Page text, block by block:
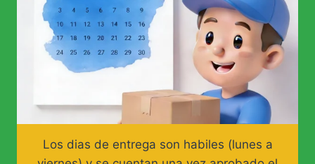
Los dias de entrega son habiles (lunes a